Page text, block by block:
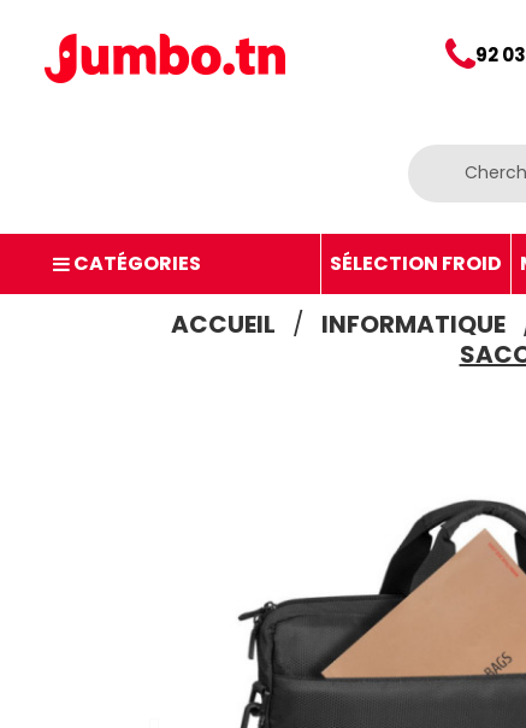
92
CATÉGORIES SÉLECTION FROID
ACCUEIL INFORMATIQUE